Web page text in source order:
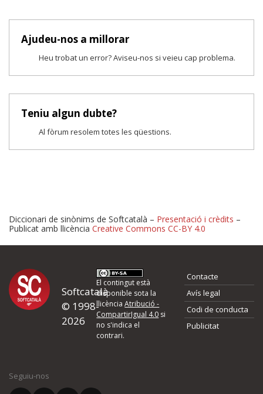
Ajudeu-nos a millorar
Heu trobat un error? Aviseu-nos si veieu cap problema.
Teniu algun dubte?
Al fòrum resolem totes les qüestions.
Proposeu-nos millores o
d'errors
Si heu trobat un error o voleu proposar alguna millora, ompliu els
quina és la millora que proposeu o l'error del qual voleu informar-
Diccionari de sinònims de Softcatalà – Presentació i crèdits –
Publicat amb llicència Creative Commons CC-BY 4.0
Softcatalà
© 1998-
2026
El contingut està
disponible sota la
llicènciaAtribució -
CompartirIgual 4.0 si
no s'indica el
contrari.
Contacte
Avís legal
Codi de conducta
Publicitat
Seguiu-nos